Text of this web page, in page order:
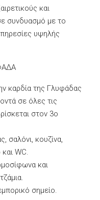
και
συνδυασμό με το
υψηλής
καρδία της Γλυφάδας
σε όλες τις
στον 3ο
σαλόνι, κουζίνα,
WC.
και
σημείο.